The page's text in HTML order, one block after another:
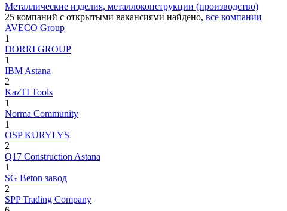
Металлические изделия, металлоконструкции (производство)
25 компаний с открытыми вакансиями найдено, все компании
AVECO Group
1
DORRI GROUP
1
IBM Astana
2
KazTI Tools
1
Norma Community
1
OSP KURYLYS
2
Q17 Construction Astana
1
SG Beton завод
2
SPP Trading Company